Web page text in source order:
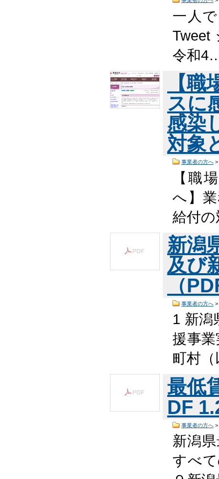
一人
令和
【
スに
感染
対象
事業者の方へ>
【職
へ】
給付
新潟
及び
（
事業者の方へ>
1 新潟
援事
町村
最低
DF
事業者の方へ>
新潟
すべ